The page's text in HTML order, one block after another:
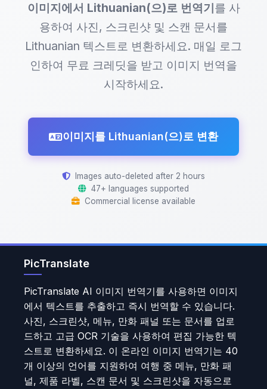
이미지에서 Lithuanian(으)로 번역기를 사
용하여 사진, 스크린샷 및 스캔 문서를
Lithuanian 텍스트로 변환하세요. 매일 로그
인하여 무료 크레딧을 받고 이미지 번역을
시작하세요.
이미지를 Lithuanian(으)로 변환
Images auto-deleted after 2 hours
47+ languages supported
Commercial license available
PicTranslate
PicTranslate AI 이미지 번역기를 사용하면 이미지
에서 텍스트를 추출하고 즉시 번역할 수 있습니다.
사진, 스크린샷, 메뉴, 만화 패널 또는 문서를 업로
드하고 고급 OCR 기술을 사용하여 편집 가능한 텍
스트로 변환하세요. 이 온라인 이미지 번역기는 40
개 이상의 언어를 지원하여 여행 중 메뉴, 만화 패
널, 제품 라벨, 스캔 문서 및 스크린샷을 자동으로